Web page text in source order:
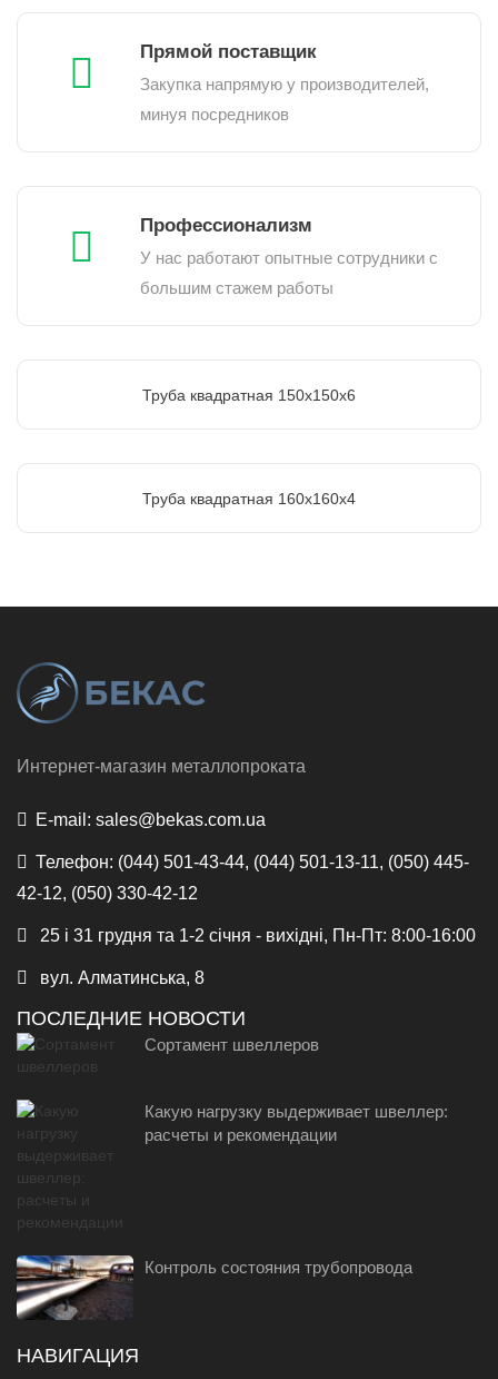
Прямой поставщик
Закупка напрямую у производителей,
минуя посредников
Профессионализм
У нас работают опытные сотрудники с
большим стажем работы
Труба квадратная 150х150х6
Труба квадратная 160х160х4
Интернет-магазин металлопроката
E-mail: sales@bekas.com.ua
Телефон: (044) 501-43-44, (044) 501-13-11, (050) 445-
42-12, (050) 330-42-12
25 і 31 грудня та 1-2 січня - вихідні, Пн-Пт: 8:00-16:00
вул. Алматинська, 8
ПОСЛЕДНИЕ НОВОСТИ
Сортамент швеллеров
Какую нагрузку выдерживает швеллер:
расчеты и рекомендации
Контроль состояния трубопровода
НАВИГАЦИЯ